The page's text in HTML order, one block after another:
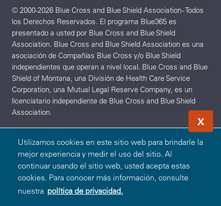
Utilizamos cookies en este sitio web para brindarle la
mejor experiencia y medir el uso del sitio. Al
continuar usando el sitio web, usted acepta estas
cookies. Para conocer más información, consulte
nuestra política de privacidad.
X
© 2000-2026 Blue Cross and Blue Shield Association - Todos
los Derechos Reservados. El programa Blue365 es
presentado a usted por Blue Cross and Blue Shield
Association. Blue Cross and Blue Shield Association es una
asociación de Compañías Blue Cross y/o Blue Shield
independientes que operan a nivel local. Blue Cross and Blue
Shield of Montana, una División de Health Care Service
Corporation, una Mutual Legal Reserve Company, es un
licenciatario independiente de Blue Cross and Blue Shield
Association.